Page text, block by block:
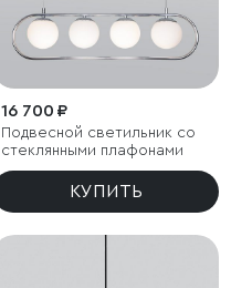
16 700 ₽
Подвесной светильник со
стеклянными плафонами
КУПИТЬ